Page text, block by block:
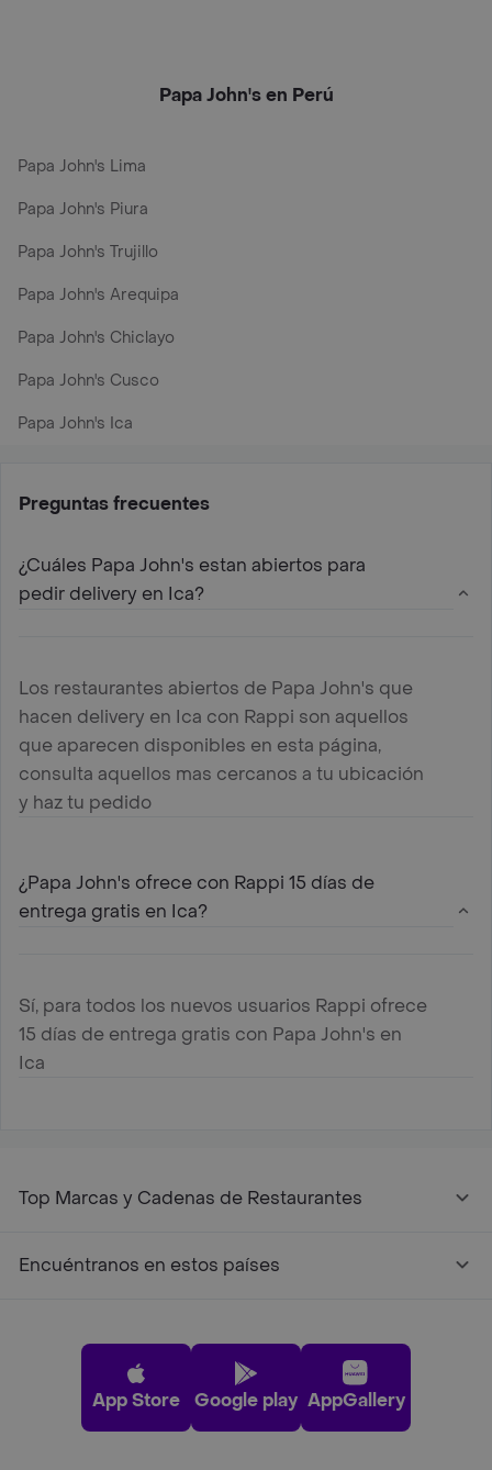
Papa John's en Perú
Papa John's Lima
Papa John's Piura
Papa John's Trujillo
Papa John's Arequipa
Papa John's Chiclayo
Papa John's Cusco
Papa John's Ica
Preguntas frecuentes
¿Cuáles Papa John's estan abiertos para
pedir delivery en Ica?
Los restaurantes abiertos de Papa John's que
hacen delivery en Ica con Rappi son aquellos
que aparecen disponibles en esta página,
consulta aquellos mas cercanos a tu ubicación
y haz tu pedido
¿Papa John's ofrece con Rappi 15 días de
entrega gratis en Ica?
Sí, para todos los nuevos usuarios Rappi ofrece
15 días de entrega gratis con Papa John's en
Ica
Top Marcas y Cadenas de Restaurantes
Encuéntranos en estos países
App Store Google play AppGallery